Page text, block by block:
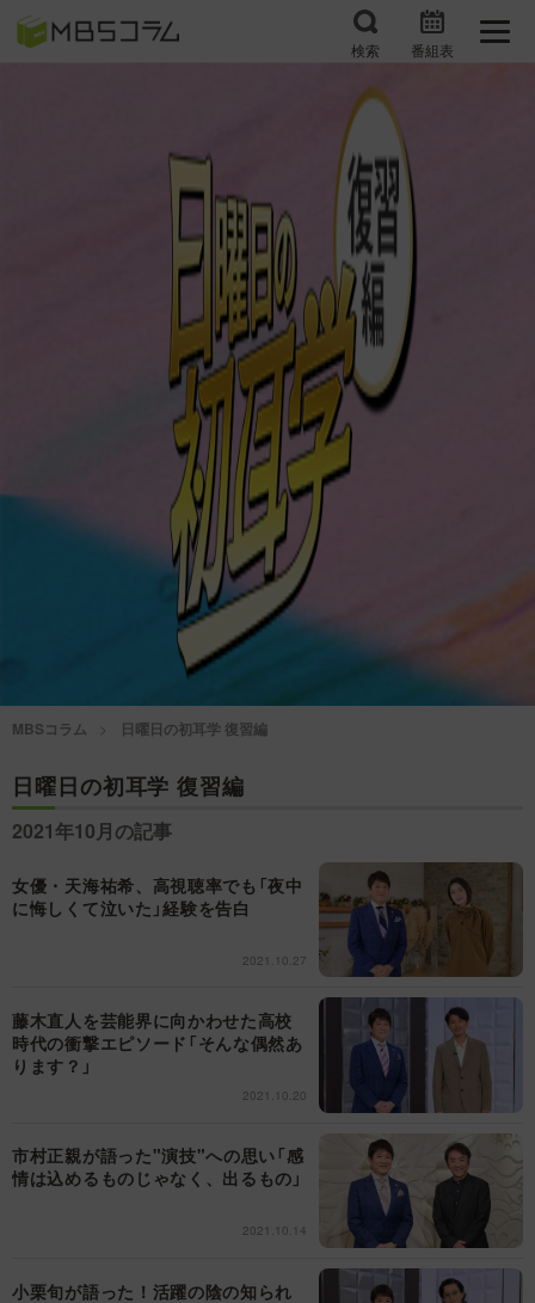
検索 番組表
エンタメMBS
3分で読める！『ザ・リー
ダー』たちの泣き笑い
もう一度楽しむプレバト
サタプラ ～気になる情
所さんお届けモノです！
の気になるトコロ
月曜の蛙、大海を知る。
マニアックでメカニカル
そしてＭＢＳ的なＭなス
何が起こるかホンマにわ
からん！？「ごぶごぶ」の
トリセツ
レストランだけじゃない
「水野真紀の魔法のレスト
ラン」
痛快！明石家電視台に、
エエ話はいらんねん！
MBSラグビーダイアリー
MBSコラム 日曜日の初耳学 復習編
日曜日の初耳学 復習編
2021年10月の記事
女優・天海祐希、高視聴率でも「夜中
に悔しくて泣いた」経験を告白
2021.10.27
藤木直人を芸能界に向かわせた高校
時代の衝撃エピソード「そんな偶然あ
ります？」
2021.10.20
市村正親が語った"演技"への思い「感
情は込めるものじゃなく、出るもの」
2021.10.14
小栗旬が語った！活躍の陰の知られ